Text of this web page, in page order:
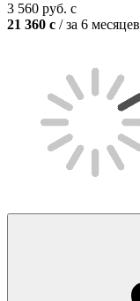
3 560 руб. c
21 360 c / за 6 месяцев